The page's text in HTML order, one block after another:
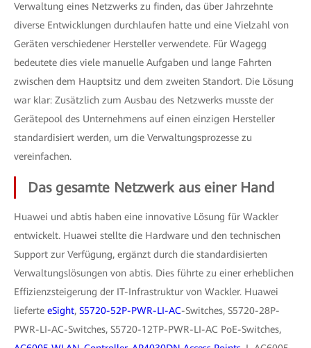
Verwaltung eines Netzwerks zu finden, das über Jahrzehnte
diverse Entwicklungen durchlaufen hatte und eine Vielzahl von
Geräten verschiedener Hersteller verwendete. Für Wagegg
bedeutete dies viele manuelle Aufgaben und lange Fahrten
zwischen dem Hauptsitz und dem zweiten Standort. Die Lösung
war klar: Zusätzlich zum Ausbau des Netzwerks musste der
Gerätepool des Unternehmens auf einen einzigen Hersteller
standardisiert werden, um die Verwaltungsprozesse zu
vereinfachen.
Das gesamte Netzwerk aus einer Hand
Huawei und abtis haben eine innovative Lösung für Wackler
entwickelt. Huawei stellte die Hardware und den technischen
Support zur Verfügung, ergänzt durch die standardisierten
Verwaltungslösungen von abtis. Dies führte zu einer erheblichen
Effizienzsteigerung der IT-Infrastruktur von Wackler. Huawei
lieferte eSight, S5720-52P-PWR-LI-AC-Switches, S5720-28P-
PWR-LI-AC-Switches, S5720-12TP-PWR-LI-AC PoE-Switches,